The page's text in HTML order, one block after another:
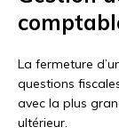
La fermeture
questions
avec la plus
ultérieur.